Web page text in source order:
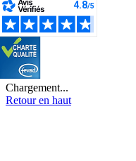
Chargement...
Retour en haut